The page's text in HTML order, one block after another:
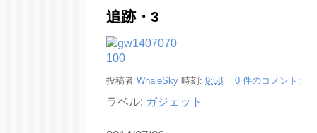
追跡・3
投稿者 WhaleSky 時刻: 9:58 0 件のコメント:
ラベル: ガジェット